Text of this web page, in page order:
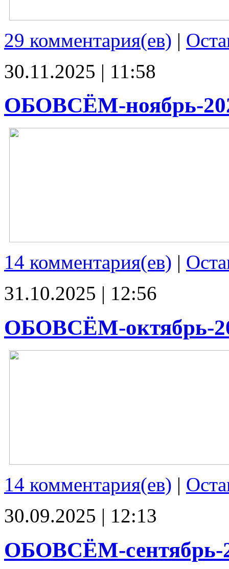
29 комментария(ев) |
30.11.2025 | 11:58
ОБОВСЁМ-ноябрь-
14 комментария(ев) |
31.10.2025 | 12:56
ОБОВСЁМ-октябрь-
14 комментария(ев) |
30.09.2025 | 12:13
ОБОВСЁМ-сентябрь-